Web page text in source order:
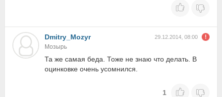
Dmitry_Mozyr 29.12.2014, 08:00
Мозырь
Та же самая беда. Тоже не знаю что делать. В
оцинковке очень усомнился.
1